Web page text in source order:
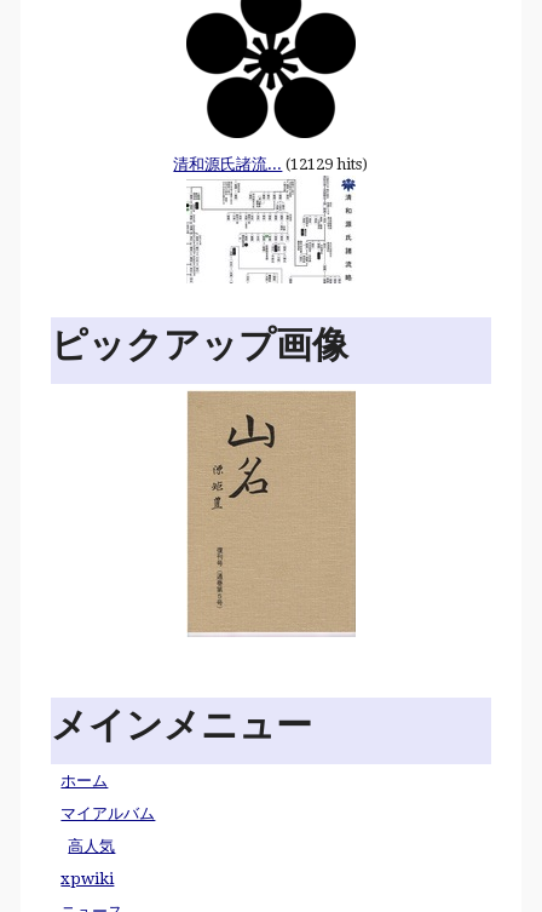
清和源氏諸流... (12129 hits)
ピックアップ画像
メインメニュー
ホーム
マイアルバム
高人気
xpwiki